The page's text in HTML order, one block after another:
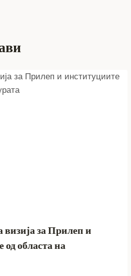
визија за Прилеп и
областа на